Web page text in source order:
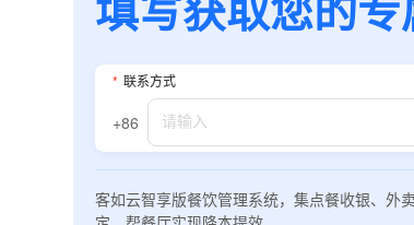
* 联系方式
+86
客如云智享版餐饮管理系统，集点餐收银、外